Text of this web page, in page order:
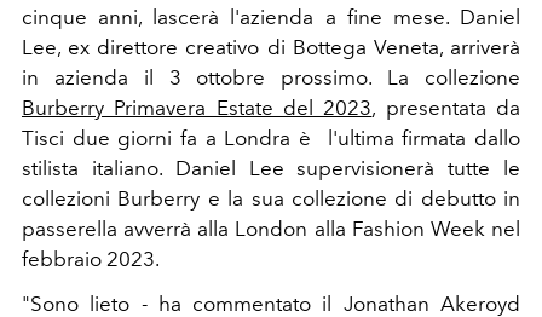
cinque anni, lascerà l'azienda a fine mese. Daniel
Lee, ex direttore creativo di Bottega Veneta, arriverà
in azienda il 3 ottobre prossimo. La collezione
Burberry Primavera Estate del 2023, presentata da
Tisci due giorni fa a Londra è l'ultima firmata dallo
stilista italiano. Daniel Lee supervisionerà tutte le
collezioni Burberry e la sua collezione di debutto in
passerella avverrà alla London alla Fashion Week nel
febbraio 2023.
"Sono lieto - ha commentato il Jonathan Akeroyd